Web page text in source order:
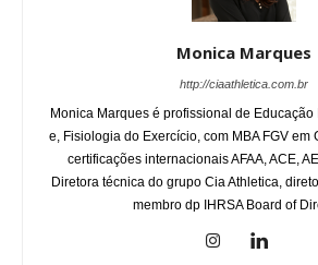
Monica Marques
http://ciaathletica.com.br
Monica Marques é profissional de
e, Fisiologia do Exercício, com MBA FGV em
certificações internacionais AFAA, ACE,
Diretora técnica do grupo Cia Athletica,
membro dp IHRSA Board of